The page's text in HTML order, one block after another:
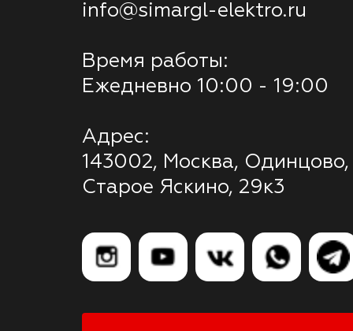
info@simargl-elektro.ru
Время работы:
Ежедневно 10:00 - 19:00
Адрес:
143002, Москва, Одинцово,
Старое Яскино, 29к3